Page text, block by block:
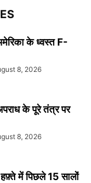
के ध्वस्त F-
8, 2026
के पूरे तंत्र पर
8, 2026
में पिछले 15 सालों